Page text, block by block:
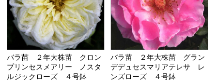
バラ苗 ２年大株苗 クロン
プリンセスメアリー ノスタ
ルジックローズ ４号鉢
バラ苗 ２年大株苗 グラン
デデュセスマリアテレサ レ
ンズローズ ４号鉢